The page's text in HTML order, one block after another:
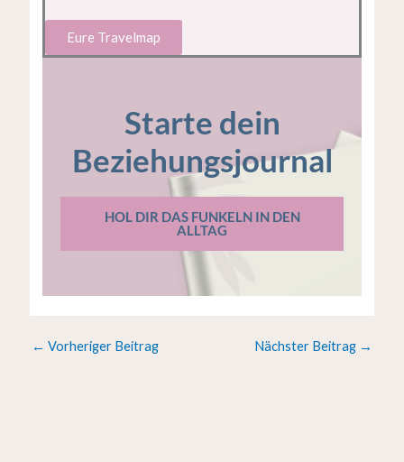
Eure Travelmap
Starte dein
Beziehungsjournal
HOL DIR DAS FUNKELN IN DEN
ALLTAG
← Vorheriger Beitrag Nächster Beitrag →